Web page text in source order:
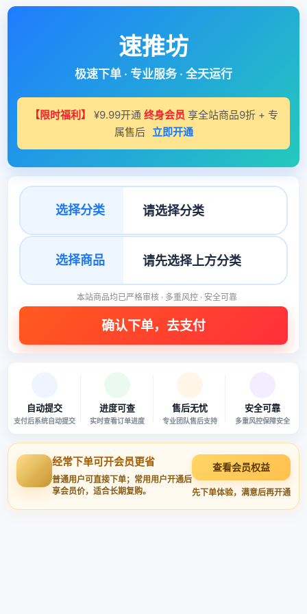
速推坊
极速下单 · 专业服务 · 全天运行
【限时福利】 ¥9.99开通 终身会员 享全站商品9折 + 专
属售后 立即开通
选择分类
选择商品
本站商品均已严格审核 · 多重风控 · 安全可靠
自动提交
支付后系统自动提交
进度可查
实时查看订单进度
售后无忧
专业团队售后支持
安全可靠
多重风控保障安全
经常下单可开会员更省
普通用户可直接下单；常用用户开通后
享会员价，适合长期复购。
查看会员权益
先下单体验，满意后再开通